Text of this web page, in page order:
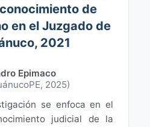
de
en el Juzgado de
2021
Epimaco
, 2025)
se enfoca en el
judicial de la